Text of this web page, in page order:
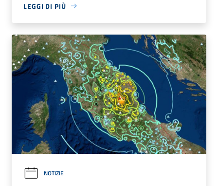
LEGGI DI PIÙ
NOTIZIE